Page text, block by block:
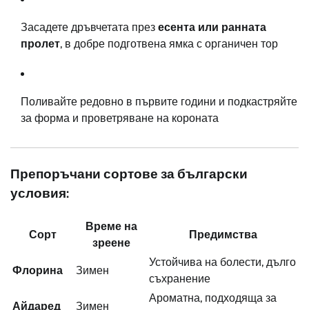
Засадете дръвчетата през есента или ранната
пролет, в добре подготвена ямка с органичен тор
Поливайте редовно в първите години и подкастряйте
за форма и проветряване на короната
Препоръчани сортове за български
условия:
Сорт
Време на
зреене
Предимства
Флорина Зимен
Устойчива на болести, дълго
съхранение
Айдаред Зимен
Ароматна, подходяща за